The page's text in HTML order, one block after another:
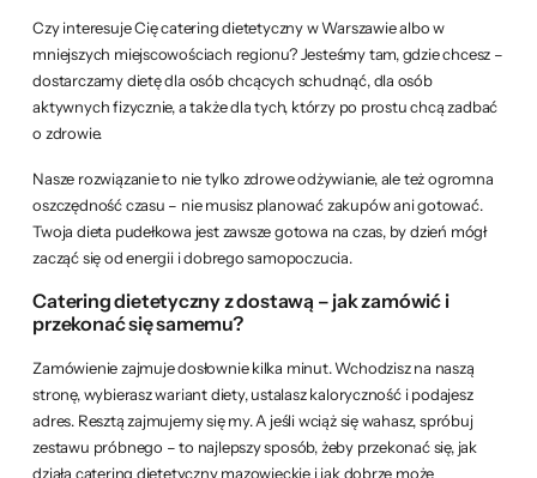
Czy interesuje Cię catering dietetyczny w Warszawie albo w
mniejszych miejscowościach regionu? Jesteśmy tam, gdzie chcesz –
dostarczamy dietę dla osób chcących schudnąć, dla osób
aktywnych fizycznie, a także dla tych, którzy po prostu chcą zadbać
o zdrowie.
Nasze rozwiązanie to nie tylko zdrowe odżywianie, ale też ogromna
oszczędność czasu – nie musisz planować zakupów ani gotować.
Twoja dieta pudełkowa jest zawsze gotowa na czas, by dzień mógł
zacząć się od energii i dobrego samopoczucia.
Catering dietetyczny z dostawą – jak zamówić i
przekonać się samemu?
Zamówienie zajmuje dosłownie kilka minut. Wchodzisz na naszą
stronę, wybierasz wariant diety, ustalasz kaloryczność i podajesz
adres. Resztą zajmujemy się my. A jeśli wciąż się wahasz, spróbuj
zestawu próbnego – to najlepszy sposób, żeby przekonać się, jak
działa catering dietetyczny mazowieckie i jak dobrze może